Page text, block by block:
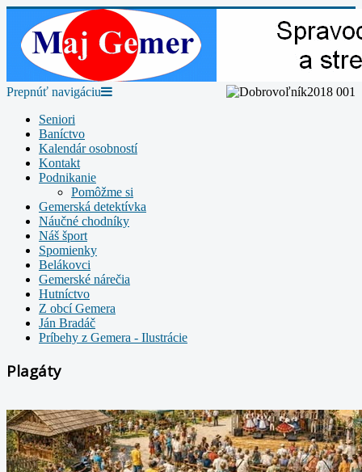
Prepnúť navigáciu
Seniori
Baníctvo
Kalendár osobností
Kontakt
Podnikanie
Pomôžme si
Gemerská detektívka
Náučné chodníky
Náš šport
Spomienky
Belákovci
Gemerské nárečia
Hutníctvo
Z obcí Gemera
Ján Bradáč
Príbehy z Gemera - Ilustrácie
Plagáty